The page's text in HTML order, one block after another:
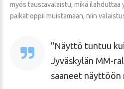
myös taustavalaistu, mikä ilahduttaa
paikat oppii muistamaan, niin
Näyttö tuntuu
Jyväskylän MM-
saaneet näyttöön